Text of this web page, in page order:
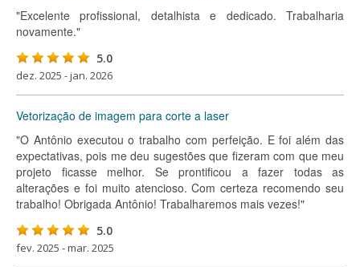
"Excelente profissional, detalhista e dedicado. Trabalharia
novamente."
5.0
dez. 2025 - jan. 2026
Vetorização de imagem para corte a laser
"O Antônio executou o trabalho com perfeição. E foi além das
expectativas, pois me deu sugestões que fizeram com que meu
projeto ficasse melhor. Se prontificou a fazer todas as
alterações e foi muito atencioso. Com certeza recomendo seu
trabalho! Obrigada Antônio! Trabalharemos mais vezes!"
5.0
fev. 2025 - mar. 2025